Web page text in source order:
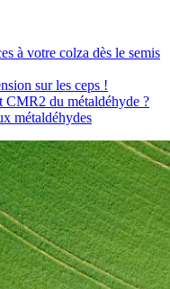
à votre colza dès le semis
sur les ceps !
CMR2 du métaldéhyde ?
métaldéhydes